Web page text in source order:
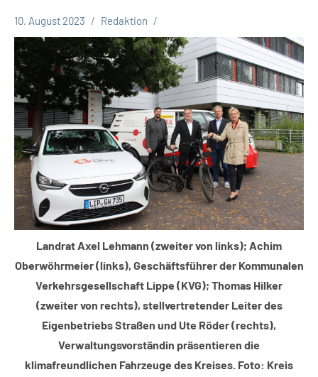
Lippe
Lippische
Gesellschaft
10. August 2023 Redaktion
Landrat Axel Lehmann (zweiter von links); Achim
Oberwöhrmeier (links), Geschäftsführer der Kommunalen
Verkehrsgesellschaft Lippe (KVG); Thomas Hilker
(zweiter von rechts), stellvertretender Leiter des
Eigenbetriebs Straßen und Ute Röder (rechts),
Verwaltungsvorständin präsentieren die
klimafreundlichen Fahrzeuge des Kreises. Foto: Kreis